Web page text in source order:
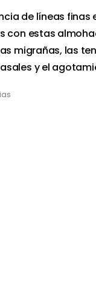
de líneas
con estas
migrañas, las
y el